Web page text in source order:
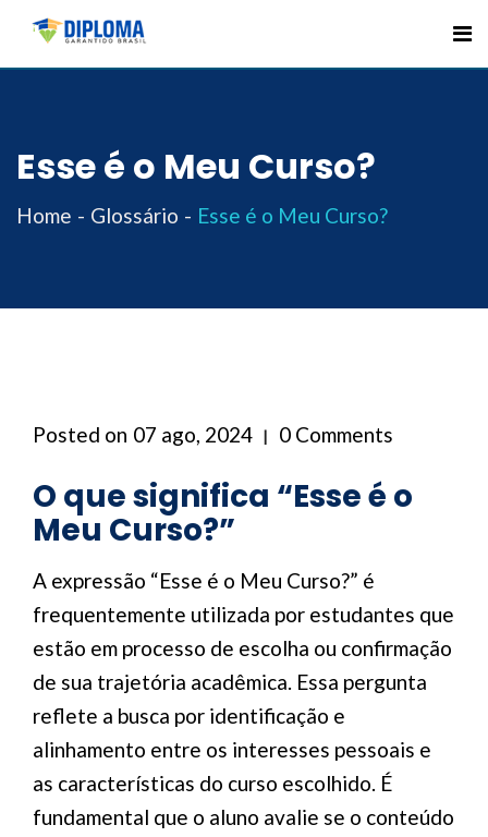
Skip
Esse é o Meu Curso?
Home Glossário Esse é o Meu Curso?
Posted on 07 ago, 2024 0 Comments
O que significa “Esse é o
Meu Curso?”
A expressão “Esse é o Meu Curso?” é
frequentemente utilizada por estudantes que
estão em processo de escolha ou confirmação
de sua trajetória acadêmica. Essa pergunta
reflete a busca por identificação e
alinhamento entre os interesses pessoais e
as características do curso escolhido. É
fundamental que o aluno avalie se o conteúdo